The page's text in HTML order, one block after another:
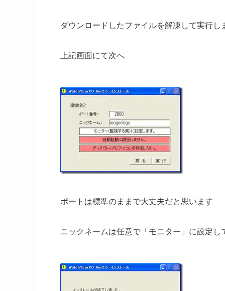
ダウンロードしたファイルを解凍して実行し
上記画面にて次へ
ポートは標準のままで大丈夫だと思います
ニックネームは任意で「モニター」に設定し